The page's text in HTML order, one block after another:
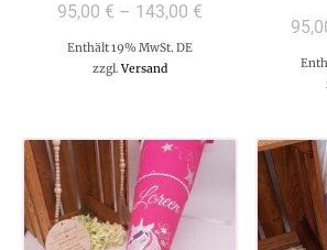
95,00 € – 143,00 €
Enthält 19% MwSt. DE
zzgl.Versand